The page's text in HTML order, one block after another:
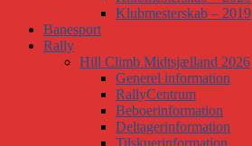
Klubmesterskab – 2019
Banesport
Rally
Hill Climb Midtsjælland 2026
Generel information
RallyCentrum
Beboerinformation
Deltagerinformation
Tilskuerinformation